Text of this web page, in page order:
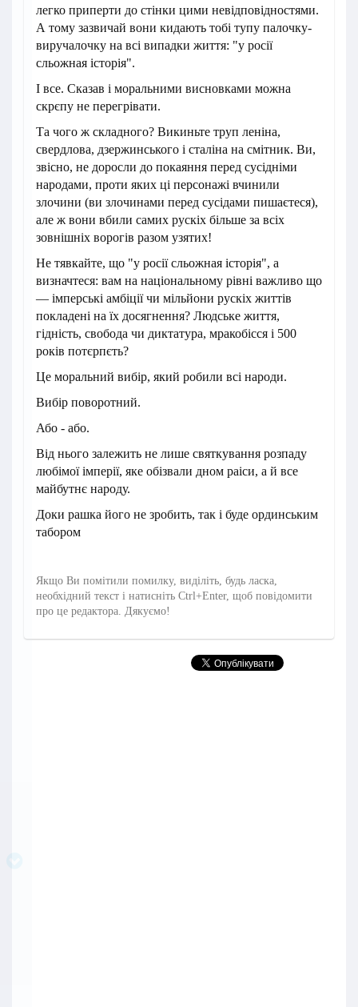
легко приперти до стінки цими невідповідностями.
А тому зазвичай вони кидають тобі тупу палочку-
виручалочку на всі випадки життя: "у росії
сльожная історія".
І все. Сказав і моральними висновками можна
скрєпу не перегрівати.
Та чого ж складного? Викиньте труп леніна,
свердлова, дзержинського і сталіна на смітник. Ви,
звісно, не доросли до покаяння перед сусідніми
народами, проти яких ці персонажі вчинили
злочини (ви злочинами перед сусідами пишаєтеся),
але ж вони вбили самих рускіх більше за всіх
зовнішніх ворогів разом узятих!
Не тявкайте, що "у росії сльожная історія", а
визначтеся: вам на національному рівні важливо що
— імперські амбіції чи мільйони рускіх життів
покладені на їх досягнення? Людське життя,
гідність, свобода чи диктатура, мракобісся і 500
років потєрпєть?
Це моральний вибір, який робили всі народи.
Вибір поворотний.
Або - або.
Від нього залежить не лише святкування розпаду
любімої імперії, яке обізвали дном раіси, а й все
майбутнє народу.
Доки рашка його не зробить, так і буде ординським
табором
Якщо Ви помітили помилку, виділіть, будь ласка,
необхідний текст і натисніть Ctrl+Enter, щоб повідомити
про це редактора. Дякуємо!